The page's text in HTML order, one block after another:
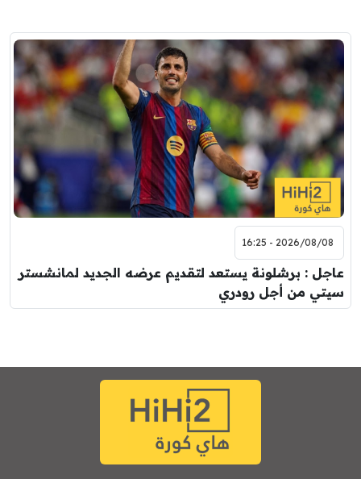
2026/08/08 - 16:25
عاجل : برشلونة يستعد لتقديم عرضه الجديد لمانشستر
سيتي من أجل رودري